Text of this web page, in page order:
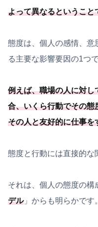
よって異なるということ
態度は、個人の感情、意
る主要な影響要因の1つで
例えば、職場の人に対し
合、いくら行動でその態
その人と友好的に仕事を
態度と行動には直接的な
それは、個人の態度の構
デル」からも明らかです。